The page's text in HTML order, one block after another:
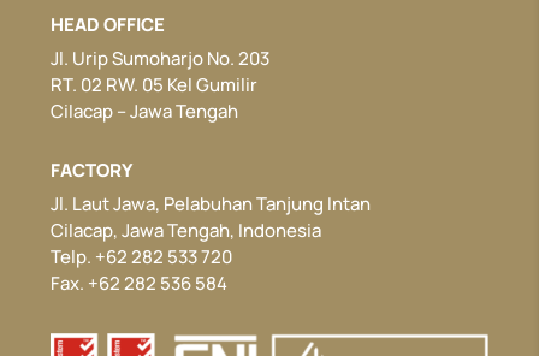
HEAD OFFICE
Jl. Urip Sumoharjo No. 203
RT. 02 RW. 05 Kel Gumilir
Cilacap – Jawa Tengah
FACTORY
Jl. Laut Jawa, Pelabuhan Tanjung Intan
Cilacap, Jawa Tengah, Indonesia
Telp. +62 282 533 720
Fax. +62 282 536 584